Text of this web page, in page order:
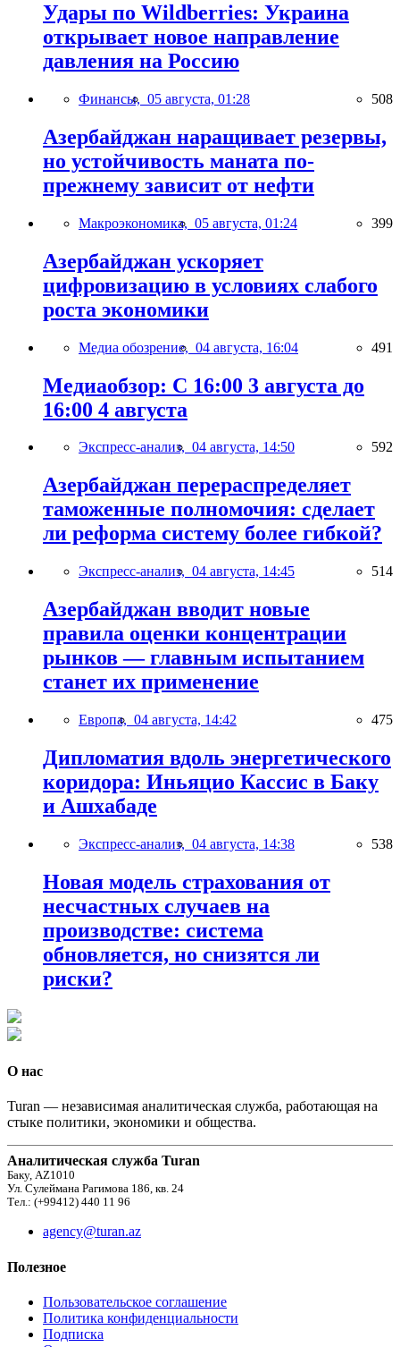
Удары по Wildberries: Украина
открывает новое направление
давления на Россию
Финансы, 05 августа, 01:28 508
Азербайджан наращивает резервы,
но устойчивость маната по-
прежнему зависит от нефти
Макроэкономика, 05 августа, 01:24 399
Азербайджан ускоряет
цифровизацию в условиях слабого
роста экономики
Медиа обозрение, 04 августа, 16:04 491
Медиаобзор: С 16:00 3 августа до
16:00 4 августа
Экспресс-анализ, 04 августа, 14:50 592
Азербайджан перераспределяет
таможенные полномочия: сделает
ли реформа систему более гибкой?
Экспресс-анализ, 04 августа, 14:45 514
Азербайджан вводит новые
правила оценки концентрации
рынков — главным испытанием
станет их применение
Европа, 04 августа, 14:42 475
Дипломатия вдоль энергетического
коридора: Иньяцио Кассис в Баку
и Ашхабаде
Экспресс-анализ, 04 августа, 14:38 538
Новая модель страхования от
несчастных случаев на
производстве: система
обновляется, но снизятся ли
риски?
О нас
Turan — независимая аналитическая служба, работающая на
стыке политики, экономики и общества.
Аналитическая служба Turan
Баку, AZ1010
Ул. Сулеймана Рагимова 186, кв. 24
Тел.: (+99412) 440 11 96
agency@turan.az
Полезное
Пользовательское соглашение
Политика конфиденциальности
Подписка